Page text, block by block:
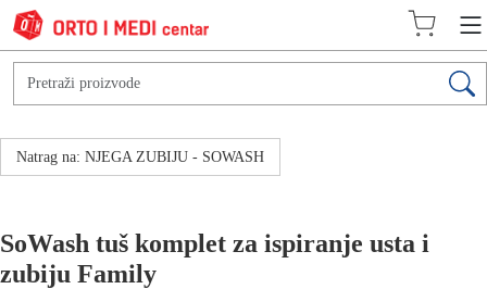
Natrag na: NJEGA ZUBIJU - SOWASH
SoWash tuš komplet za ispiranje usta i
zubiju Family